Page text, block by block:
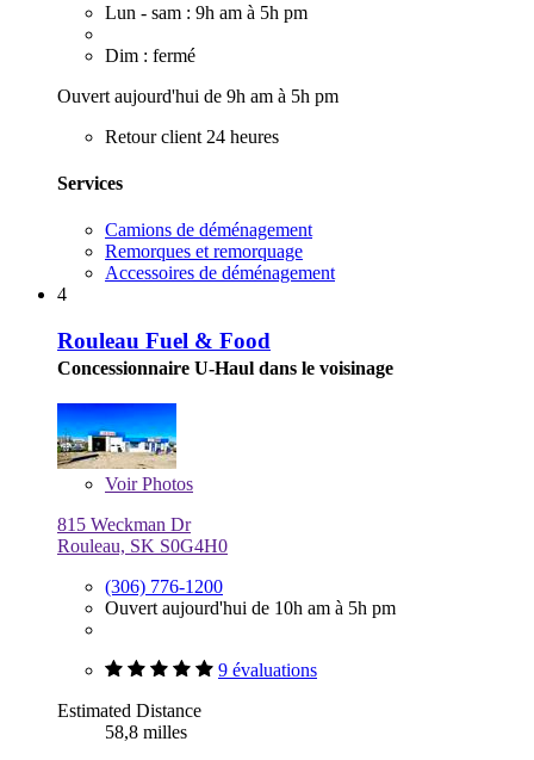
Lun - sam : 9h am à 5h pm
Dim : fermé
Ouvert aujourd'hui de 9h am à 5h pm
Retour client 24 heures
Services
Camions de déménagement
Remorques et remorquage
Accessoires de déménagement
4
Rouleau Fuel & Food
Concessionnaire U-Haul dans le voisinage
VoirPhotos
815 Weckman Dr
Rouleau, SK S0G4H0
(306) 776-1200
Ouvert aujourd'hui de 10h am à 5h pm
9 évaluations
Estimated Distance
58,8 milles